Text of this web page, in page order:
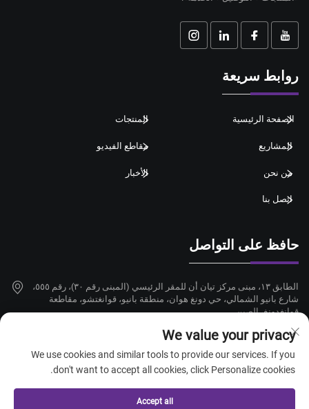
روابط سريعة
الصفحة الرئيسية المنتجات
المشاريع مقاطع الفيديو
من نحن الأخبار
اتصل بنا
حافظ على التواصل
الطابق ١٣، مبنى مركز تيان أن للمقر الرئيسي (المبنى رقم ٣٠)، رقم ٥٥٥،
شارع بانيو الشمالي، حي دونغ هوان، منطقة بانيو، قوانغتشو، مقاطعة
قوانغدونغ، الصين
+86-18924068214
We value your privacy
We use cookies and similar tools to provide our services. If you
don't want to accept all cookies, click Personalize cookies.
Accept all